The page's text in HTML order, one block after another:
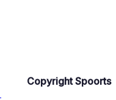
Copyright Spoorts